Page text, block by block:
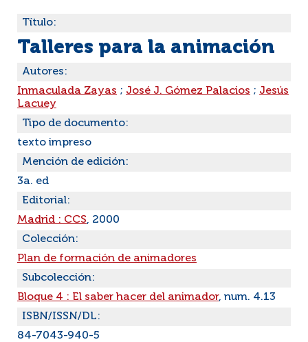
Título:
Talleres para la animación
Autores:
Inmaculada Zayas ; José J. Gómez Palacios ; Jesús
Lacuey
Tipo de documento:
texto impreso
Mención de edición:
3a. ed
Editorial:
Madrid : CCS, 2000
Colección:
Plan de formación de animadores
Subcolección:
Bloque 4 : El saber hacer del animador, num. 4.13
ISBN/ISSN/DL:
84-7043-940-5